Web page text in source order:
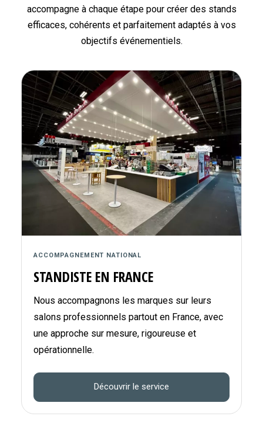
accompagne à chaque étape pour créer des stands
efficaces, cohérents et parfaitement adaptés à vos
objectifs événementiels.
ACCOMPAGNEMENT NATIONAL
STANDISTE EN FRANCE
Nous accompagnons les marques sur leurs
salons professionnels partout en France, avec
une approche sur mesure, rigoureuse et
opérationnelle.
Découvrir le service